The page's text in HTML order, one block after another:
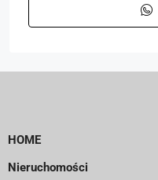
HOME
Nieruchomości